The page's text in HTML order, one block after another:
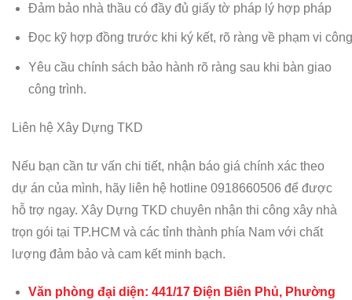
Đảm bảo nhà thầu có đầy đủ giấy tờ pháp lý hợp pháp
Đọc kỹ hợp đồng trước khi ký kết, rõ ràng về phạm vi
Yêu cầu chính sách bảo hành rõ ràng sau khi bàn giao
công trình.
Liên hệ Xây Dựng TKD
Nếu bạn cần tư vấn chi tiết, nhận báo giá chính xác theo
dự án của mình, hãy liên hệ hotline 0918660506 để được
hỗ trợ ngay. Xây Dựng TKD chuyên nhận thi công xây nhà
trọn gói tại TP.HCM và các tỉnh thành phía Nam với chất
lượng đảm bảo và cam kết minh bạch.
Văn phòng đại diện: 441/17 Điện Biên Phủ, Phường